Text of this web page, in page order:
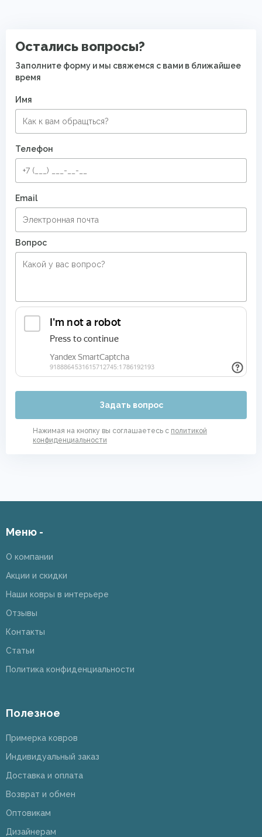
Остались вопросы?
Заполните форму и мы свяжемся с вами в ближайшее
время
Имя
Телефон
Email
Вопрос
Задать вопрос
Нажимая на кнопку вы соглашаетесь с политикой
конфиденциальности
Меню -
О компании
Акции и скидки
Наши ковры в интерьере
Отзывы
Контакты
Статьи
Политика конфиденциальности
Полезное
Примерка ковров
Индивидуальный заказ
Доставка и оплата
Возврат и обмен
Оптовикам
Дизайнерам